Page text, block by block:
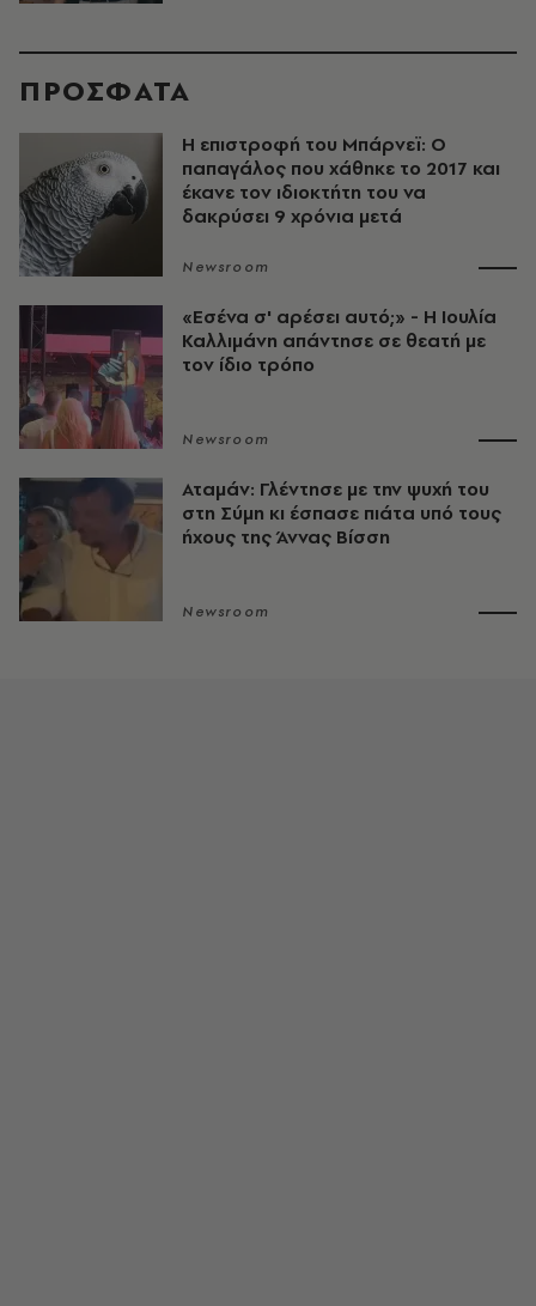
ΠΡΟΣΦΑΤΑ
Η επιστροφή του Μπάρνεϊ: Ο
παπαγάλος που χάθηκε το 2017 και
έκανε τον ιδιοκτήτη του να
δακρύσει 9 χρόνια μετά
Newsroom
«Εσένα σ' αρέσει αυτό;» - Η Ιουλία
Καλλιμάνη απάντησε σε θεατή με
τον ίδιο τρόπο
Newsroom
Αταμάν: Γλέντησε με την ψυχή του
στη Σύμη κι έσπασε πιάτα υπό τους
ήχους της Άννας Βίσση
Newsroom